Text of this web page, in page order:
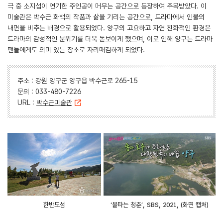
극 중 소지섭이 연기한 주인공이 머무는 공간으로 등장하여 주목받았다. 이
미술관은 박수근 화백의 작품과 삶을 기리는 공간으로, 드라마에서 인물의
내면을 비추는 배경으로 활용되었다. 양구의 고요하고 자연 친화적인 환경은
드라마의 감성적인 분위기를 더욱 돋보이게 했으며, 이로 인해 양구는 드라마
팬들에게도 의미 있는 장소로 자리매김하게 되었다.
주소 : 강원 양구군 양구읍 박수근로 265-15
문의 : 033-480-7226
URL : 박수근미술관
한반도섬 ‘불타는 청춘’, SBS, 2021, (화면 캡처)